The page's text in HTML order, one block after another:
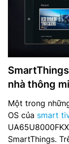
nhà thông
Một trong
OS của smart
SmartThings.